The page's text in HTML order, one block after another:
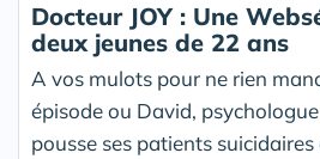
Docteur JOY : Une
deux jeunes de 22 ans
A vos mulots pour ne rien
épisode ou David,
pousse ses patients suicidaires